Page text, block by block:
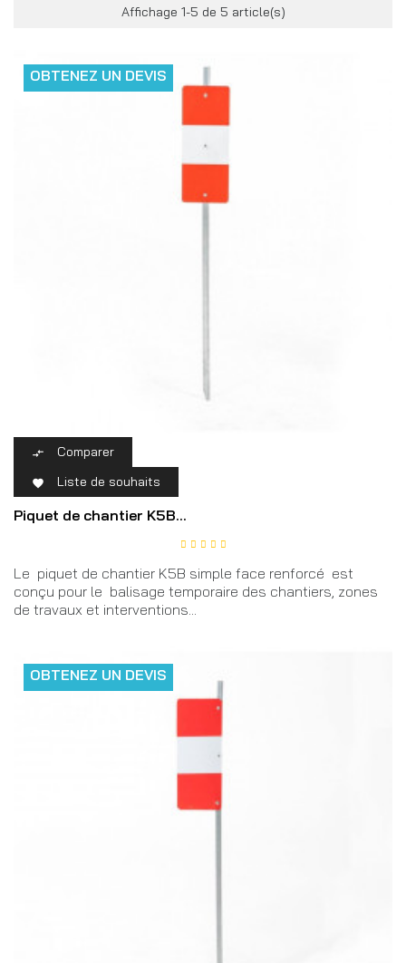
Affichage 1-5 de 5 article(s)
OBTENEZ UN DEVIS
 Comparer
 Liste de souhaits
Piquet de chantier K5B...
Le piquet de chantier K5B simple face renforcé est
conçu pour le balisage temporaire des chantiers, zones
de travaux et interventions...
OBTENEZ UN DEVIS